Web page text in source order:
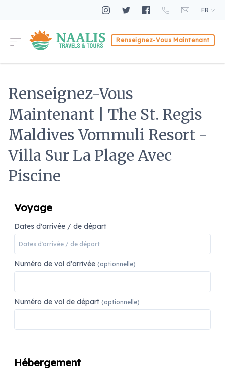
FR
Renseignez-Vous Maintenant
Renseignez-Vous
Maintenant | The St. Regis
Maldives Vommuli Resort -
Villa Sur La Plage Avec
Piscine
Voyage
Dates d'arrivée / de départ
Numéro de vol d'arrivée (optionnelle)
Numéro de vol de départ (optionnelle)
Hébergement